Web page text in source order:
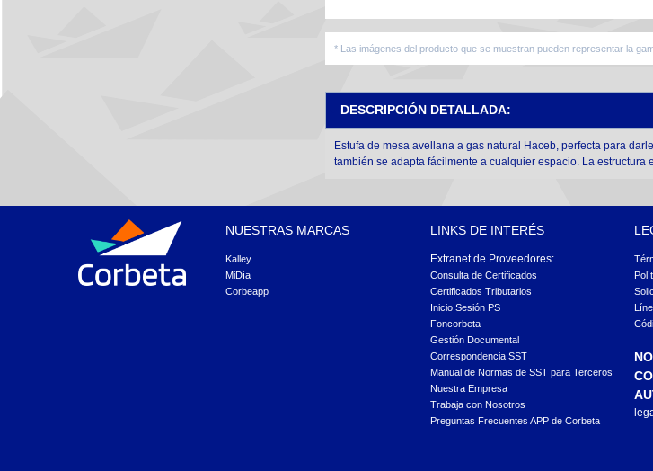
* Las imágenes del producto que se muestran pueden representar la
DESCRIPCIÓN DETALLADA:
Estufa de mesa avellana a gas natural Haceb, perfecta para
también se adapta fácilmente a cualquier espacio. La estructura
NUESTRAS MARCAS
Kalley
MiDía
Corbeapp
LINKS DE INTERÉS
Extranet de Proveedores:
Consulta de Certificados
Certificados Tributarios
Inicio Sesión PS
Foncorbeta
Gestión Documental
Correspondencia SST
Manual de Normas de SST para Terceros
Nuestra Empresa
Trabaja con Nosotros
Preguntas Frecuentes APP de Corbeta